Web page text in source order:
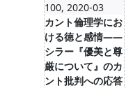
100, 2020-03
カント倫理学にお
ける徳と感情――
シラー『優美と尊
厳について』のカ
ント批判への応答